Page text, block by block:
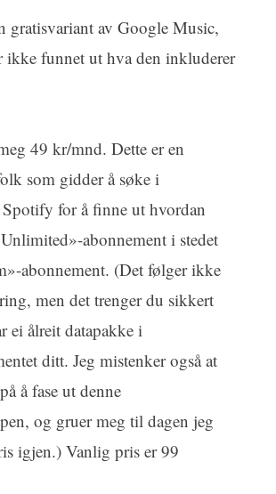
gratisvariant av Google Music,
ikke funnet ut hva den inkluderer
49 kr/mnd. Dette er en
som gidder å søke i
for å finne ut hvordan
abonnement i stedet
abonnement. (Det følger ikke
men det trenger du sikkert
ei ålreit datapakke i
ditt. Jeg mistenker også at
å fase ut denne
og gruer meg til dagen jeg
igjen.) Vanlig pris er 99